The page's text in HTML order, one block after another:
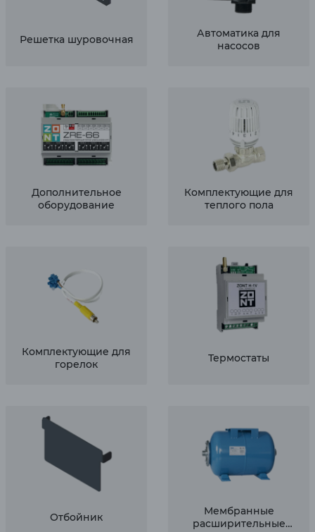
Решетка шуровочная
Автоматика для
насосов
Дополнительное
оборудование
Комплектующие для
теплого пола
Комплектующие для
горелок
Термостаты
Отбойник
Мембранные
расширительные